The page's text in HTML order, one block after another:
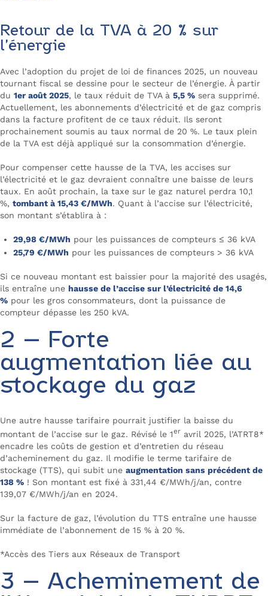
Retour de la TVA à 20 % sur
l’énergie
Avec l’adoption du projet de loi de finances 2025, un nouveau
tournant fiscal se dessine pour le secteur de l’énergie. À partir
du 1er août 2025, le taux réduit de TVA à 5,5 % sera supprimé.
Actuellement, les abonnements d’électricité et de gaz compris
dans la facture profitent de ce taux réduit. Ils seront
prochainement soumis au taux normal de 20 %. Le taux plein
de la TVA est déjà appliqué sur la consommation d’énergie.
Pour compenser cette hausse de la TVA, les accises sur
l’électricité et le gaz devraient connaître une baisse de leurs
taux. En août prochain, la taxe sur le gaz naturel perdra 10,1
%, tombant à 15,43 €/MWh. Quant à l’accise sur l’électricité,
son montant s’établira à :
29,98 €/MWh pour les puissances de compteurs ≤ 36 kVA
25,79 €/MWh pour les puissances de compteurs > 36 kVA
Si ce nouveau montant est baissier pour la majorité des usagés,
ils entraîne une hausse de l’accise sur l’électricité de 14,6
% pour les gros consommateurs, dont la puissance de
compteur dépasse les 250 kVA.
2 – Forte
augmentation liée au
stockage du gaz
Une autre hausse tarifaire pourrait justifier la baisse du
montant de l’accise sur le gaz. Révisé le 1er avril 2025, l’ATRT8*
encadre les coûts de gestion et d’entretien du réseau
d’acheminement du gaz. Il modifie le terme tarifaire de
stockage (TTS), qui subit une augmentation sans précédent de
138 % ! Son montant est fixé à 331,44 €/MWh/j/an, contre
139,07 €/MWh/j/an en 2024.
Sur la facture de gaz, l’évolution du TTS entraîne une hausse
immédiate de l’abonnement de 15 % à 20 %.
*Accès des Tiers aux Réseaux de Transport
3 – Acheminement de